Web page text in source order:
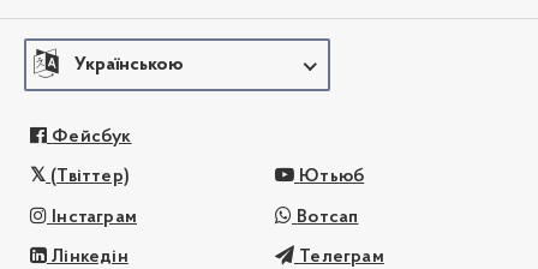
Українською
Фейсбук
(Твіттер) Ютьюб
Інстаграм Вотсап
Лінкедін Телеграм